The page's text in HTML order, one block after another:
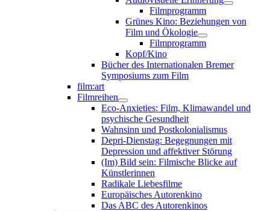
Filmprogramm
Grünes Kino: Beziehungen von
Film und Ökologie
Filmprogramm
Kopf/Kino
Bücher des Internationalen Bremer
Symposiums zum Film
film:art
Filmreihen
Eco-Anxieties: Film, Klimawandel und
psychische Gesundheit
Wahnsinn und Postkolonialismus
Depri-Dienstag: Begegnungen mit
Depression und affektiver Störung
(Im) Bild sein: Filmische Blicke auf
Künstlerinnen
Radikale Liebesfilme
Europäisches Autorenkino
Das ABC des Autorenkinos